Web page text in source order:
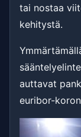
tai nostaa
kehitystä.
auttavat
euribor-